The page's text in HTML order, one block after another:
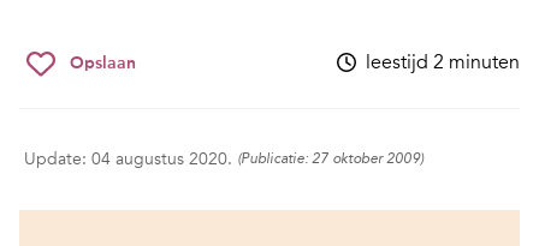
Opslaan leestijd 2 minuten
Update: 04 augustus 2020. (Publicatie: 27 oktober 2009)